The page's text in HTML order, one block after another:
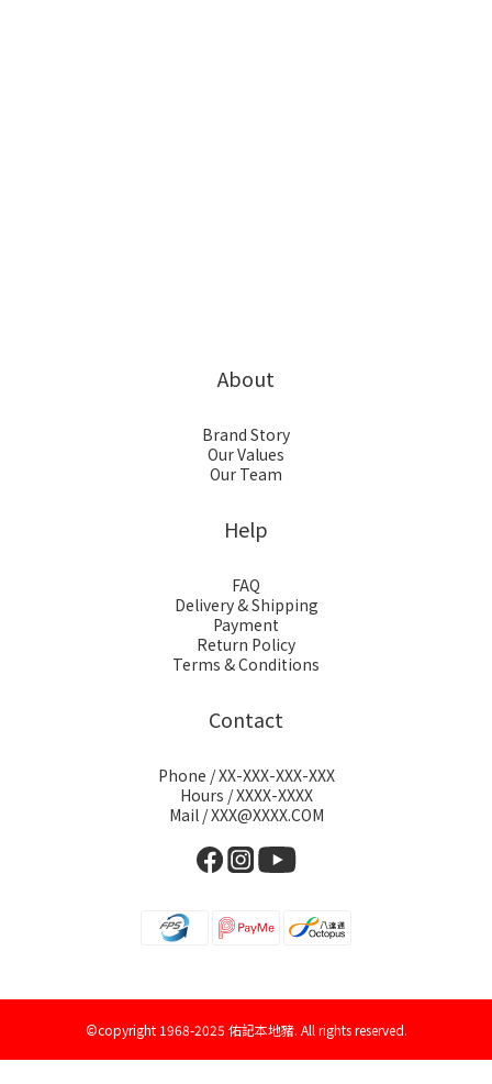
About
Brand Story
Our Values
Our Team
Help
FAQ
Delivery & Shipping
Payment
Return Policy
Terms & Conditions
Contact
Phone / XX-XXX-XXX-XXX
Hours / XXXX-XXXX
Mail / XXX@XXXX.COM
©copyright 1968-2025 佑記本地豬. All rights reserved.